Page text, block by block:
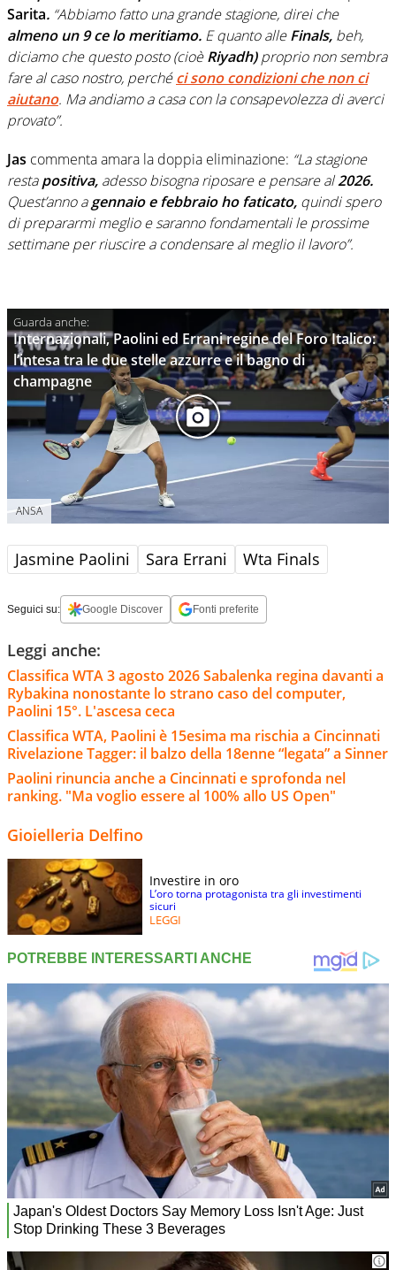
Sarita. “Abbiamo fatto una grande stagione, direi che
almeno un 9 ce lo meritiamo. E quanto alleFinals, beh,
diciamo che questo posto (cioèRiyadh)proprio non sembra
fare al caso nostro, perchéci sono condizioni che non ci
aiutano. Ma andiamo a casa con la consapevolezza di averci
provato”.
Jas commenta amara la doppia eliminazione: “La stagione
restapositiva, adesso bisogna riposare e pensare al2026.
Quest’anno agennaio e febbraio ho faticato, quindi spero
di prepararmi meglio e saranno fondamentali le prossime
settimane per riuscire a condensare al meglio il lavoro”.
Internazionali, Paolini ed Errani regine del Foro Italico:
l’intesa tra le due stelle azzurre e il bagno di
champagne
ANSA
Jasmine Paolini Sara Errani Wta Finals
Seguici su: Google Discover Fonti preferite
Leggi anche:
Classifica WTA 3 agosto 2026 Sabalenka regina davanti a
Rybakina nonostante lo strano caso del computer,
Paolini 15°. L'ascesa ceca
Classifica WTA, Paolini è 15esima ma rischia a Cincinnati
Rivelazione Tagger: il balzo della 18enne “legata” a Sinner
Paolini rinuncia anche a Cincinnati e sprofonda nel
ranking. "Ma voglio essere al 100% allo US Open"
Gioielleria Delfino
Investire in oro
L’oro torna protagonista tra gli investimenti
sicuri
LEGGI